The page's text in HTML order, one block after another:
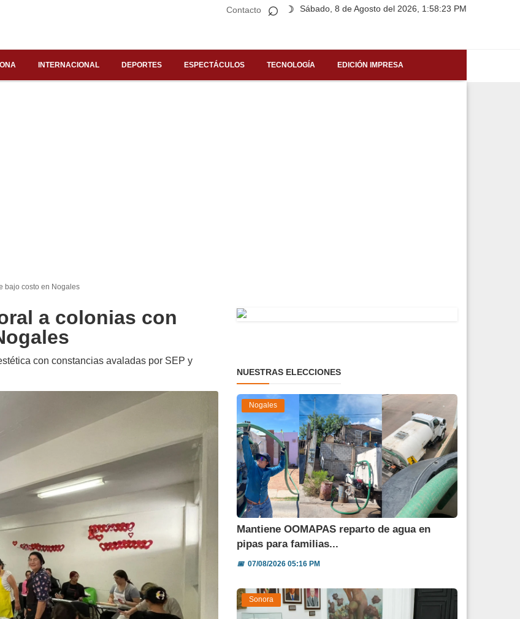
Contacto Sábado, 8 de Agosto del 2026, 1:58:23 PM
⌕ ☽
INTERNACIONAL DEPORTES ESPECTÁCULOS TECNOLOGÍA EDICIÓN IMPRESA
bajo costo en Nogales
a colonias con
con constancias avaladas por SEP y
NUESTRAS ELECCIONES
Nogales
Mantiene OOMAPAS reparto de agua en
pipas para familias...
📅07/08/2026 05:16 PM
Sonora